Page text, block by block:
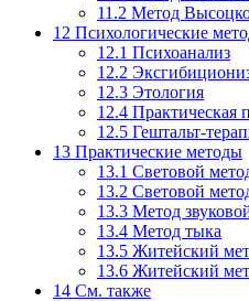
11.2 Метод
12 Психологические
12.1 Психоанализ
12.2
12.3 Этология
12.4 Практическая
12.5 Гештальт-
13 Практические методы
13.1 Световой
13.2 Световой
13.3 Метод
13.4 Метод тыка
13.5 Житейский
13.6 Житейский
14 См. также